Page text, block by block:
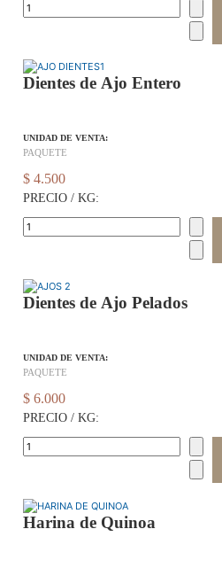
Dientes de Ajo Entero
UNIDAD DE VENTA:
PAQUETE
$ 4.500
PRECIO / KG:
Dientes de Ajo Pelados
UNIDAD DE VENTA:
PAQUETE
$ 6.000
PRECIO / KG:
Harina de Quinoa